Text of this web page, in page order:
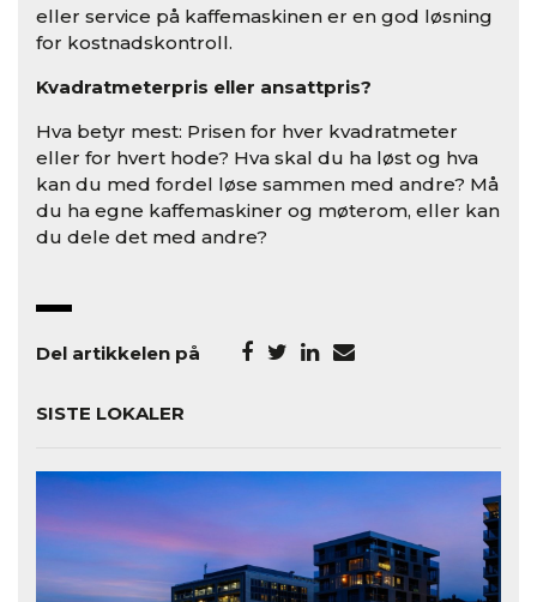
eller service på kaffemaskinen er en god løsning
for kostnadskontroll.
Kvadratmeterpris eller ansattpris?
Hva betyr mest: Prisen for hver kvadratmeter
eller for hvert hode? Hva skal du ha løst og hva
kan du med fordel løse sammen med andre? Må
du ha egne kaffemaskiner og møterom, eller kan
du dele det med andre?
Del artikkelen på
SISTE LOKALER